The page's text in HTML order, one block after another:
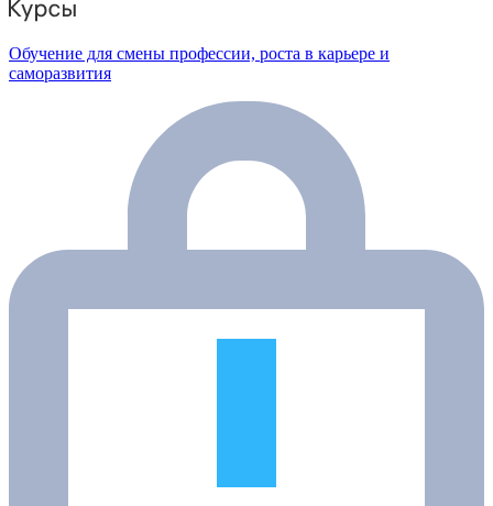
Обучение для смены профессии, роста в карьере и
саморазвития